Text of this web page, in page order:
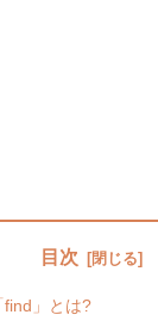
目次
find」とは?